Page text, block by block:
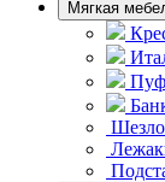
Мягкая